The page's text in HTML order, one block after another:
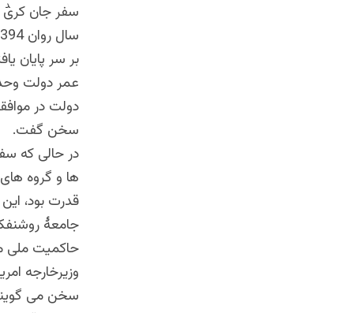
سفر جان کری
بر سر پایان
عمر دولت
سخن گفت.
در حالی که
ها و گروه
قدرت بود،
جامعۀ
حاکمیت ملی
وزیرخارجه
سخن می